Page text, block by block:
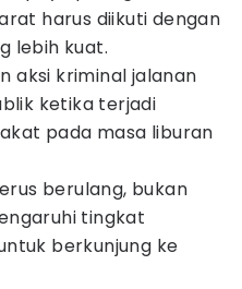
harus diikuti dengan
lebih kuat.
aksi kriminal jalanan
ketika terjadi
pada masa liburan
berulang, bukan
tingkat
berkunjung ke